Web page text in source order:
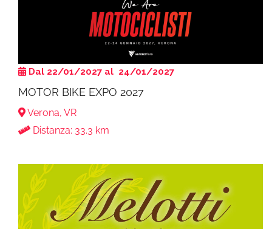
Dal 22/01/2027 al 24/01/2027
MOTOR BIKE EXPO 2027
Verona, VR
Distanza: 33.3 km